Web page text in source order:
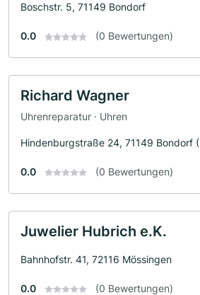
Boschstr. 5, 71149 Bondorf
0.0 (0 Bewertungen)
Richard Wagner
Uhrenreparatur · Uhren
Hindenburgstraße 24, 71149 Bondorf
0.0 (0 Bewertungen)
Juwelier Hubrich e.K.
Bahnhofstr. 41, 72116 Mössingen
0.0 (0 Bewertungen)